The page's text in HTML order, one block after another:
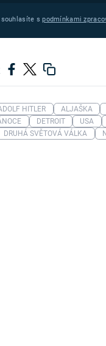
souhlasíte spodmínkami
HITLER ALJAŠKA
DETROIT USA
DRUHÁ SVĚTOVÁ VÁLKA